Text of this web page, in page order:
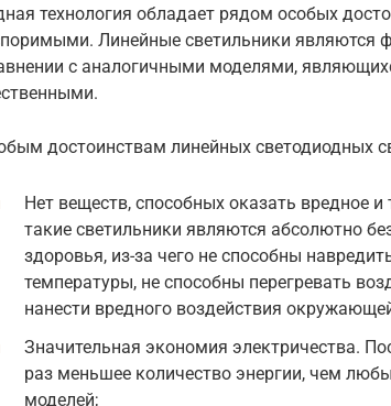
технология обладает рядом особых
Линейные светильники являются
с аналогичными моделями,
достоинствам линейных светодиодных
Нет веществ, способных оказать вредное
такие светильники являются абсолютно
здоровья, из-за чего не способны
температуры, не способны перегревать
нанести вредного воздействия
Значительная экономия электричества.
раз меньшее количество энергии, чем
моделей;